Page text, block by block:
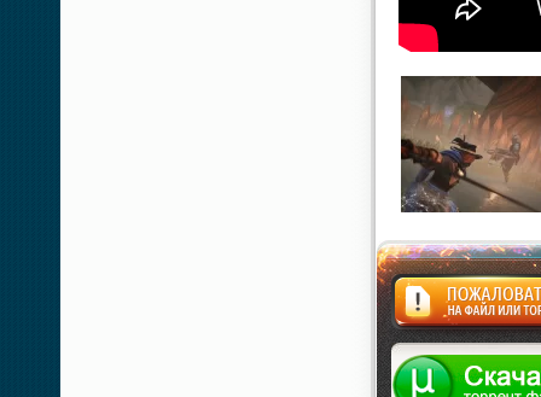
Жалоба